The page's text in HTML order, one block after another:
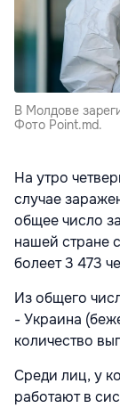
В Молдове
Фото Point.md.
На утро
случае
общее число
нашей стране
болеет 3 473
Из общего
- Украина
количество
Среди лиц, у
работают в